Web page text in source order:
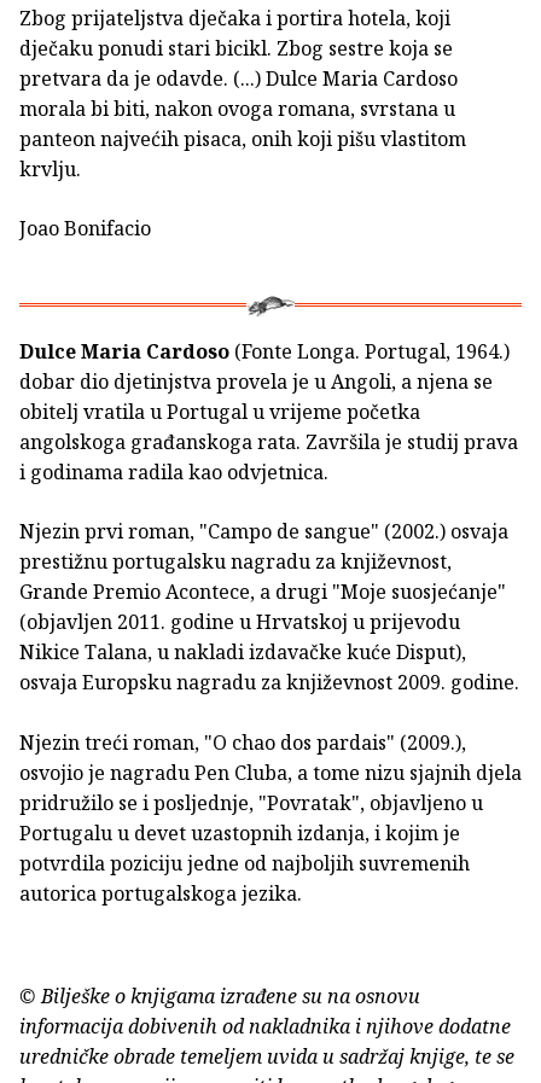
Zbog prijateljstva dječaka i portira hotela, koji
dječaku ponudi stari bicikl. Zbog sestre koja se
pretvara da je odavde. (...) Dulce Maria Cardoso
morala bi biti, nakon ovoga romana, svrstana u
panteon najvećih pisaca, onih koji pišu vlastitom
krvlju.
Joao Bonifacio
Dulce Maria Cardoso (Fonte Longa. Portugal, 1964.)
dobar dio djetinjstva provela je u Angoli, a njena se
obitelj vratila u Portugal u vrijeme početka
angolskoga građanskoga rata. Završila je studij prava
i godinama radila kao odvjetnica.
Njezin prvi roman, "Campo de sangue" (2002.) osvaja
prestižnu portugalsku nagradu za književnost,
Grande Premio Acontece, a drugi "Moje suosjećanje"
(objavljen 2011. godine u Hrvatskoj u prijevodu
Nikice Talana, u nakladi izdavačke kuće Disput),
osvaja Europsku nagradu za književnost 2009. godine.
Njezin treći roman, "O chao dos pardais" (2009.),
osvojio je nagradu Pen Cluba, a tome nizu sjajnih djela
pridružilo se i posljednje, "Povratak", objavljeno u
Portugalu u devet uzastopnih izdanja, i kojim je
potvrdila poziciju jedne od najboljih suvremenih
autorica portugalskoga jezika.
© Bilješke o knjigama izrađene su na osnovu
informacija dobivenih od nakladnika i njihove dodatne
uredničke obrade temeljem uvida u sadržaj knjige, te se